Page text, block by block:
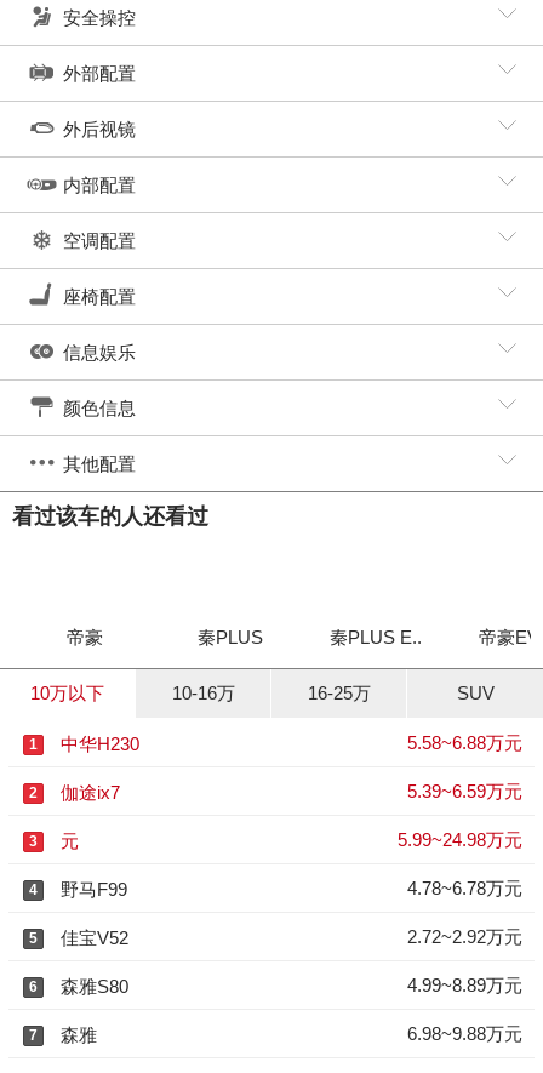
安全操控
外部配置
外后视镜
内部配置
空调配置
座椅配置
信息娱乐
颜色信息
其他配置
看过该车的人还看过
帝豪 秦PLUS 秦PLUS E.. 帝豪EV
10万以下 10-16万 16-25万 SUV
1 中华H230 5.58~6.88万元
2 伽途ix7 5.39~6.59万元
3 元 5.99~24.98万元
4 野马F99 4.78~6.78万元
5 佳宝V52 2.72~2.92万元
6 森雅S80 4.99~8.89万元
7 森雅 6.98~9.88万元